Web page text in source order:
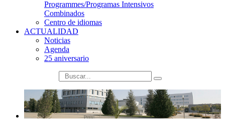
Programmes/Programas Intensivos
Combinados
Centro de idiomas
ACTUALIDAD
Noticias
Agenda
25 aniversario
búsqueda